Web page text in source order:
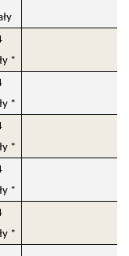
*
*
*
*
*